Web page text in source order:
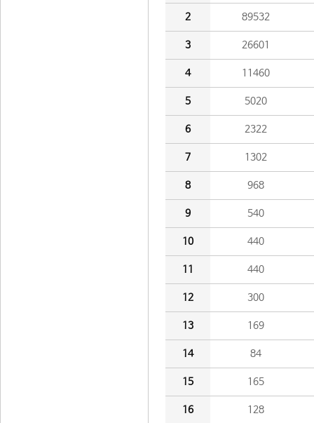
2 89532
3 26601
4 11460
5 5020
6 2322
7 1302
8 968
9 540
10 440
11 440
12 300
13 169
14 84
15 165
16 128